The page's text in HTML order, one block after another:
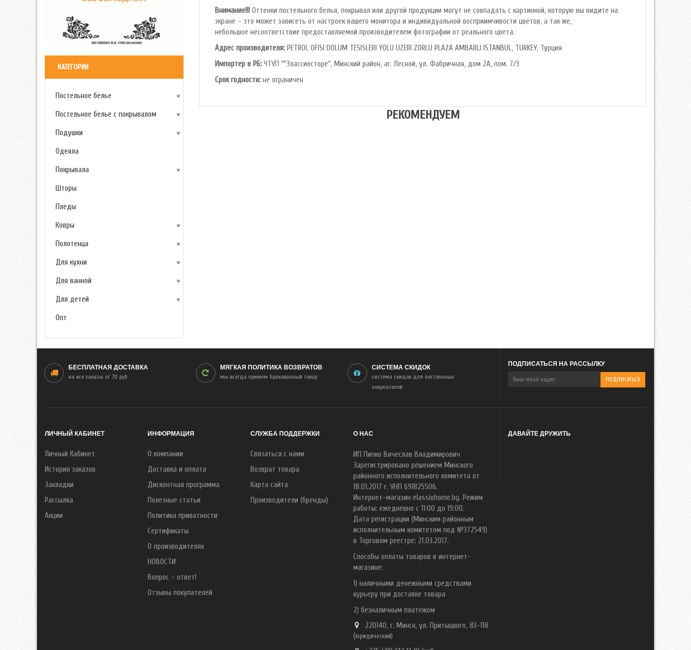
КАТЕГОРИИ
Постельное белье
Постельное белье с покрывалом
Подушки
Одеяла
Покрывала
Шторы
Пледы
Ковры
Полотенца
Для кухни
Для ванной
Для детей
Опт
Внимание!!! Оттенки постельного белья, покрывал или другой продукции могут не совпадать с картинкой, которую вы видите на
экране – это может зависеть от настроек вашего монитора и индивидуальной восприимчивости цветов, а так же,
небольшое несоответствие предоставляемой производителем фотографии от реального цвета.
Адрес производителя: PETROL OFlSl DOLUM TESISLERI YOLU UZERI ZORLU PLAZA AMBARLI ISTANBUL, TURKEY, Турция
Импортер в РБ: ЧТУП ""Элассиосторе", Минский район, аг. Лесной, ул. Фабричная, дом 2А, пом. 7/3
Срок годности: не ограничен
РЕКОМЕНДУЕМ
БЕСПЛАТНАЯ ДОСТАВКА
на все заказы от 70 руб.
МЯГКАЯ ПОЛИТИКА ВОЗВРАТОВ
мы всегда примем бракованный товар
СИСТЕМА СКИДОК
система скидок для постоянных
покупателей
ПОДПИСАТЬСЯ НА РАССЫЛКУ
ЛИЧНЫЙ КАБИНЕТ
Личный Кабинет
История заказов
Закладки
Рассылка
Акции
ИНФОРМАЦИЯ
О компании
Доставка и оплата
Дисконтная программа
Полезные статьи
Политика приватности
Сертификаты
О производителях
НОВОСТИ
Вопрос - ответ!
Отзывы покупателей
СЛУЖБА ПОДДЕРЖКИ
Связаться с нами
Возврат товара
Карта сайта
Производители (бренды)
О НАС
ИП Пипко Вячеслав Владимирович
Зарегистрировано решением Минского
районного исполнительного комитета от
18.01.2017 г. УНП 691825506.
Интернет-магазин elassiohome.by. Режим
работы: ежедневно с 11:00 до 19:00.
Дата регистрации (Минским районным
исполнительным комитетом под №372549)
в Торговом реестре: 21.03.2017.
Способы оплаты товаров в интернет-
магазине:
1) наличными денежными средствами
курьеру при доставке товара
2) безналичным платежом
220140, г. Минск, ул. Притыцкого, 83-118
(юридический)
ДАВАЙТЕ ДРУЖИТЬ